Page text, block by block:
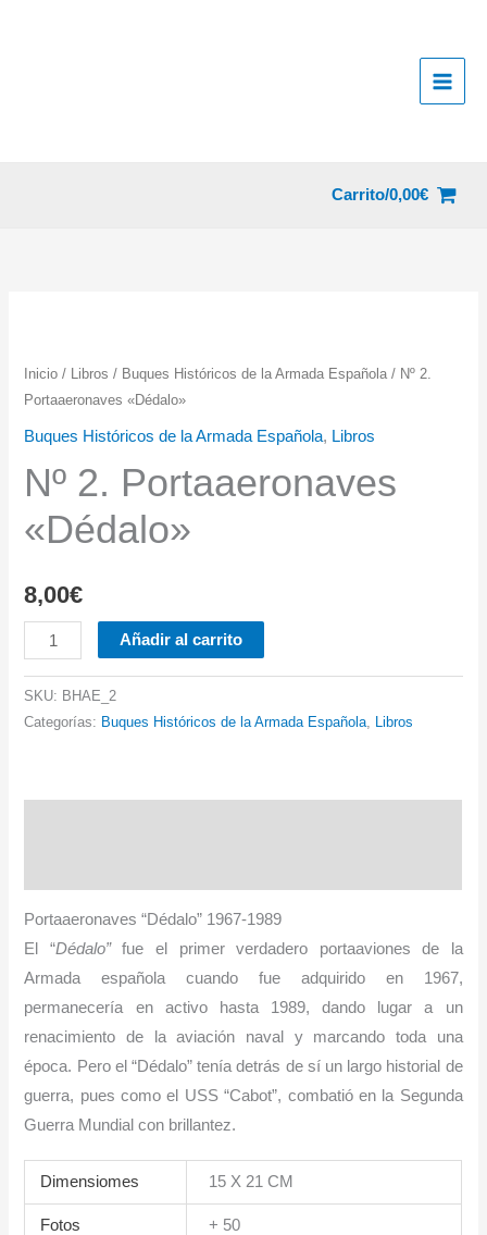
Carrito/0,00€
Inicio / Libros / Buques Históricos de la Armada Española / Nº 2.
Portaaeronaves «Dédalo»
Buques Históricos de la Armada Española, Libros
Nº 2. Portaaeronaves
«Dédalo»
8,00€
2.
Portaaeronaves
"Dédalo"
Añadir al carrito
SKU: BHAE_2
Categorías: Buques Históricos de la Armada Española, Libros
Portaaeronaves “Dédalo” 1967-1989
El “Dédalo”fue el primer verdadero portaaviones de la
Armada española cuando fue adquirido en 1967,
permanecería en activo hasta 1989, dando lugar a un
renacimiento de la aviación naval y marcando toda una
época. Pero el “Dédalo” tenía detrás de sí un largo historial de
guerra, pues como el USS “Cabot”, combatió en la Segunda
Guerra Mundial con brillantez.
Dimensiomes 15 X 21 CM
Fotos + 50